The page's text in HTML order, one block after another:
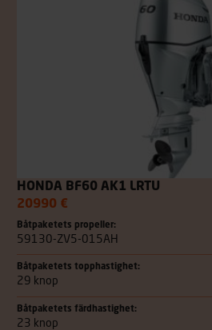
HONDA BF60 AK1 LRTU
20990 €
Båtpaketets propeller:
59130-ZV5-015AH
Båtpaketets topphastighet:
29 knop
Båtpaketets färdhastighet:
23 knop